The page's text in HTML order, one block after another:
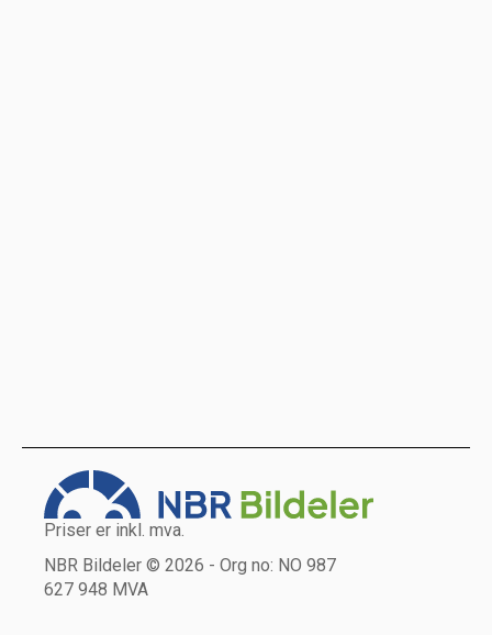
Priser er inkl. mva.
NBR Bildeler © 2026 - Org no: NO 987
627 948 MVA